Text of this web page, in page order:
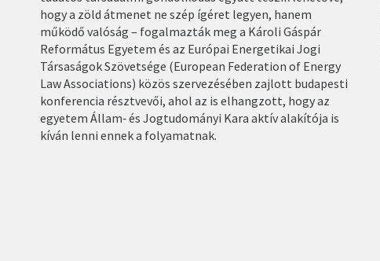
hogy a zöld átmenet ne szép ígéret legyen, hanem
működő valóság – fogalmazták meg a Károli Gáspár
Református Egyetem és az Európai Energetikai Jogi
Társaságok Szövetsége (European Federation of Energy
Law Associations) közös szervezésében zajlott budapesti
konferencia résztvevői, ahol az is elhangzott, hogy az
egyetem Állam‑ és Jogtudományi Kara aktív alakítója is
kíván lenni ennek a folyamatnak.